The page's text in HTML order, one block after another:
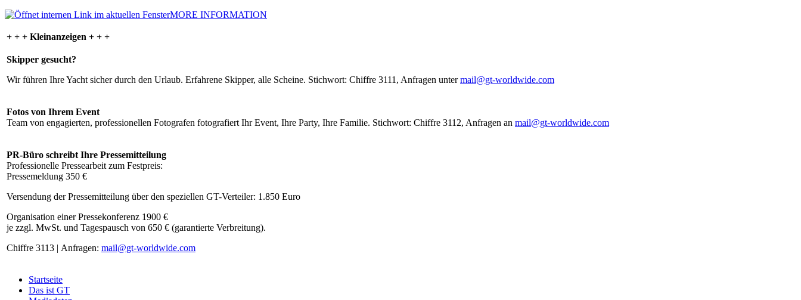
MORE INFORMATION
+ + + Kleinanzeigen + + +
Skipper gesucht?
Wir führen Ihre Yacht sicher durch den Urlaub. Erfahrene Skipper, alle Scheine. Stichwort: Chiffre 3111, Anfragen untermail@gt-worldwide.com
Fotos von Ihrem Event
Team von engagierten, professionellen Fotografen fotografiert Ihr Event, Ihre Party, Ihre Familie. Stichwort: Chiffre 3112, Anfragen an mail@gt-worldwide.com
PR-Büro schreibt Ihre Pressemitteilung
Professionelle Pressearbeit zum Festpreis:
Pressemeldung 350 €
Versendung der Pressemitteilung über den speziellen GT-Verteiler: 1.850 Euro
Organisation einer Pressekonferenz 1900 €
je zzgl. MwSt. und Tagespausch von 650 € (garantierte Verbreitung).
Chiffre 3113 | Anfragen: mail@gt-worldwide.com
Startseite
Das ist GT